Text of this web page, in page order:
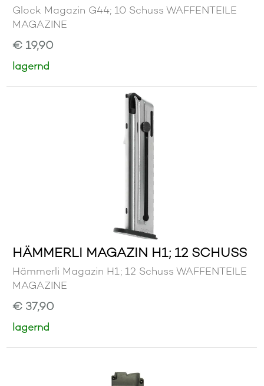
Glock Magazin G44; 10 Schuss WAFFENTEILE
MAGAZINE
€ 19,90
lagernd
HÄMMERLI MAGAZIN H1; 12 SCHUSS
Hämmerli Magazin H1; 12 Schuss WAFFENTEILE
MAGAZINE
€ 37,90
lagernd